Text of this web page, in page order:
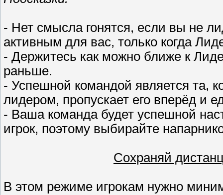
- Нет смысла гонятся, если вы не
активным для вас, только когда
- Держитесь как можно ближе к
раньше.
- Успешной командой является та,
лидером, пропускает его вперёд и
- Ваша команда будет успешной
игрок, поэтому выбирайте
Сохраняй
В этом режиме игрокам нужно